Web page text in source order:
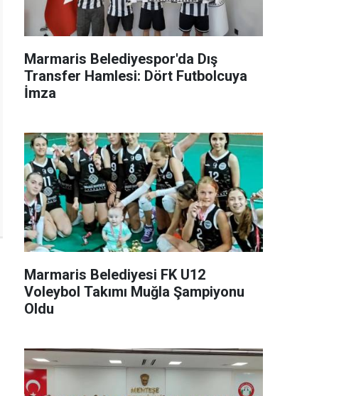
Marmaris Belediyespor'da Dış
Transfer Hamlesi: Dört Futbolcuya
İmza
Marmaris Belediyesi FK U12
Voleybol Takımı Muğla Şampiyonu
Oldu